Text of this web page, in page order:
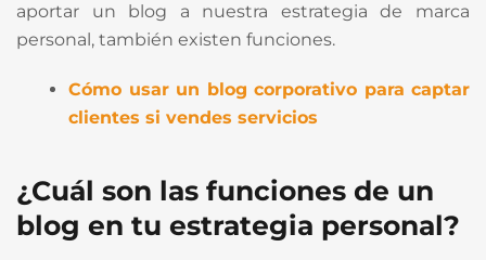
aportar un blog a nuestra estrategia de marca
personal, también existen funciones.
Cómo usar un blog corporativo para captar
clientes si vendes servicios
¿Cuál son las funciones de un
blog en tu estrategia personal?